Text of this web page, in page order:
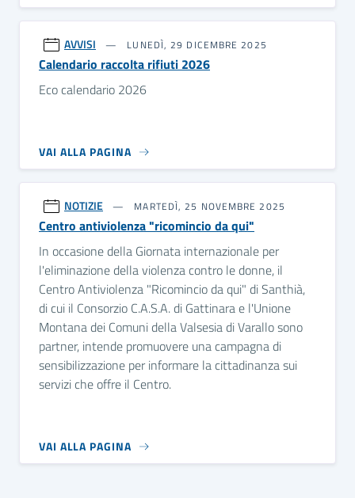
AVVISI LUNEDÌ, 29 DICEMBRE 2025
Calendario raccolta rifiuti 2026
Eco calendario 2026
VAI ALLA PAGINA
NOTIZIE MARTEDÌ, 25 NOVEMBRE 2025
Centro antiviolenza "ricomincio da qui"
In occasione della Giornata internazionale per
l'eliminazione della violenza contro le donne, il
Centro Antiviolenza "Ricomincio da qui" di Santhià,
di cui il Consorzio C.A.S.A. di Gattinara e l'Unione
Montana dei Comuni della Valsesia di Varallo sono
partner, intende promuovere una campagna di
sensibilizzazione per informare la cittadinanza sui
servizi che offre il Centro.
VAI ALLA PAGINA